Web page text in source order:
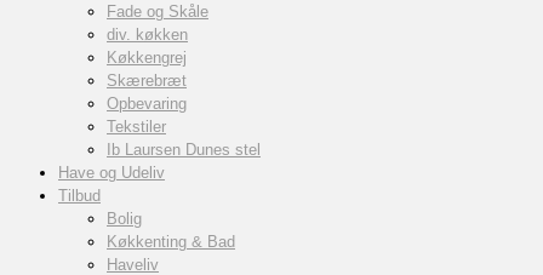
Fade og Skåle
div. køkken
Køkkengrej
Skærebræt
Opbevaring
Tekstiler
Ib Laursen Dunes stel
Have og Udeliv
Tilbud
Bolig
Køkkenting & Bad
Haveliv